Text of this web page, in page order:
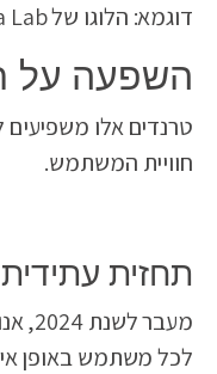
דוגמא: הלוגו של MIT Media Lab הוא דוגמה מצוינת ללוגו מודולרי המשתנה תוך שמירה על זהות עקבית.
השפעה על
טרנדים אלו משפיעים
חוויית המשתמש.
תחזית עתידית
לכל משתמש באופן